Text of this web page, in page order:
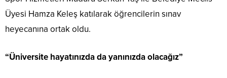
Üyesi Hamza Keleş katılarak öğrencilerin sınav
heyecanına ortak oldu.
“Üniversite hayatınızda da yanınızda olacağız”